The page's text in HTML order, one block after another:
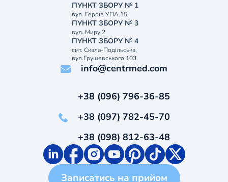
ПУНКТ ЗБОРУ № 1
вул. Героїв УПА 15
ПУНКТ ЗБОРУ № 3
вул. Миру 2
ПУНКТ ЗБОРУ № 4
смт. Скала-Подільська,
вул.Грушевського 103
info@centrmed.com
+38 (096) 796-36-85
+38 (097) 782-45-70
+38 (098) 812-63-48
Записатись на прийом